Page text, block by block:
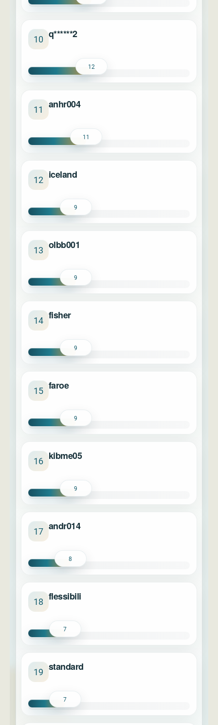
10 q******2
12
11 anhr004
11
12 iceland
9
13 olbb001
9
14 fisher
9
15 faroe
9
16 kibme05
9
17 andr014
8
18 flessibili
7
19 standard
7